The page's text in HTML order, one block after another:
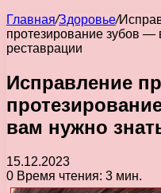
Главная/Здоровье/
протезирование зубов —
реставрации
Исправление
вам нужно
15.12.2023
0 Время чтения: 3 мин.